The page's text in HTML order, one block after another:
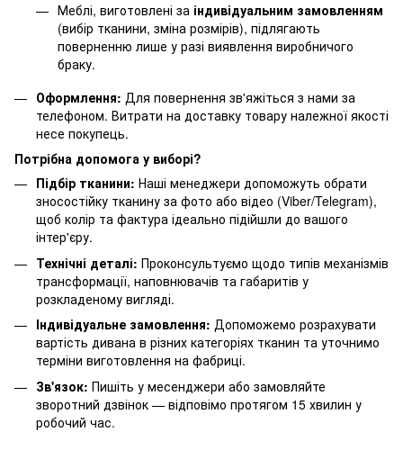
Меблі, виготовлені за індивідуальним замовленням
(вибір тканини, зміна розмірів), підлягають
поверненню лише у разі виявлення виробничого
браку.
Оформлення: Для повернення зв'яжіться з нами за
телефоном. Витрати на доставку товару належної якості
несе покупець.
Потрібна допомога у виборі?
Підбір тканини: Наші менеджери допоможуть обрати
зносостійку тканину за фото або відео (Viber/Telegram),
щоб колір та фактура ідеально підійшли до вашого
інтер'єру.
Технічні деталі: Проконсультуємо щодо типів механізмів
трансформації, наповнювачів та габаритів у
розкладеному вигляді.
Індивідуальне замовлення: Допоможемо розрахувати
вартість дивана в різних категоріях тканин та уточнимо
терміни виготовлення на фабриці.
Зв'язок: Пишіть у месенджери або замовляйте
зворотний дзвінок — відповімо протягом 15 хвилин у
робочий час.